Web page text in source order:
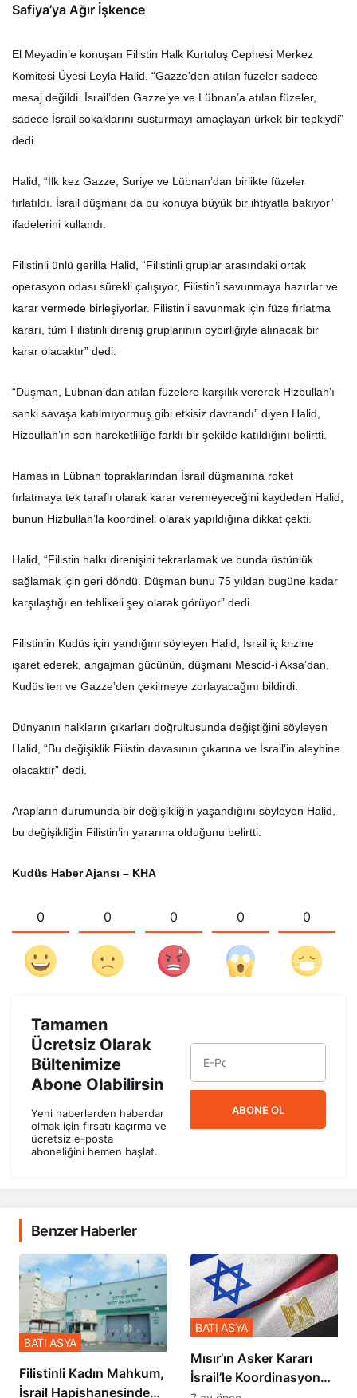
Safiya’ya Ağır İşkence
El Meyadin’e konuşan Filistin Halk Kurtuluş Cephesi Merkez
Komitesi Üyesi Leyla Halid, “Gazze’den atılan füzeler sadece
mesaj değildi. İsrail’den Gazze’ye ve Lübnan’a atılan füzeler,
sadece İsrail sokaklarını susturmayı amaçlayan ürkek bir tepkiydi”
dedi.
Halid, “İlk kez Gazze, Suriye ve Lübnan’dan birlikte füzeler
fırlatıldı. İsrail düşmanı da bu konuya büyük bir ihtiyatla bakıyor”
ifadelerini kullandı.
Filistinli ünlü gerilla Halid, “Filistinli gruplar arasındaki ortak
operasyon odası sürekli çalışıyor, Filistin’i savunmaya hazırlar ve
karar vermede birleşiyorlar. Filistin’i savunmak için füze fırlatma
kararı, tüm Filistinli direniş gruplarının oybirliğiyle alınacak bir
karar olacaktır” dedi.
“Düşman, Lübnan’dan atılan füzelere karşılık vererek Hizbullah’ı
sanki savaşa katılmıyormuş gibi etkisiz davrandı” diyen Halid,
Hizbullah’ın son hareketliliğe farklı bir şekilde katıldığını belirtti.
Hamas’ın Lübnan topraklarından İsrail düşmanına roket
fırlatmaya tek taraflı olarak karar veremeyeceğini kaydeden Halid,
bunun Hizbullah’la koordineli olarak yapıldığına dikkat çekti.
Halid, “Filistin halkı direnişini tekrarlamak ve bunda üstünlük
sağlamak için geri döndü. Düşman bunu 75 yıldan bugüne kadar
karşılaştığı en tehlikeli şey olarak görüyor” dedi.
Filistin’in Kudüs için yandığını söyleyen Halid, İsrail iç krizine
işaret ederek, angajman gücünün, düşmanı Mescid-i Aksa’dan,
Kudüs’ten ve Gazze’den çekilmeye zorlayacağını bildirdi.
Dünyanın halkların çıkarları doğrultusunda değiştiğini söyleyen
Halid, “Bu değişiklik Filistin davasının çıkarına ve İsrail’in aleyhine
olacaktır” dedi.
Arapların durumunda bir değişikliğin yaşandığını söyleyen Halid,
bu değişikliğin Filistin’in yararına olduğunu belirtti.
Kudüs Haber Ajansı – KHA
0 0 0 0 0
Tamamen
Ücretsiz Olarak
Bültenimize
Abone Olabilirsin
Yeni haberlerden haberdar
olmak için fırsatı kaçırma ve
ücretsiz e-posta
aboneliğini hemen başlat.
ABONE OL
Benzer Haberler
Filistinli Kadın Mahkum,
İsrail Hapishanesindeki
BATI ASYA
Mısır’ın Asker Kararı
İsrail’le Koordinasyon
BATI ASYA